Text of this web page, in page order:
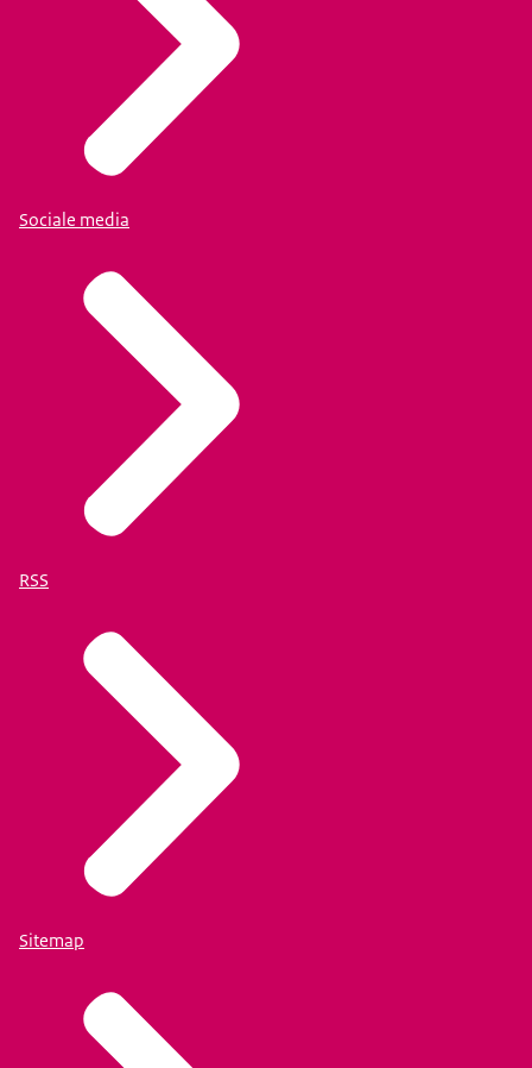
Sociale media
RSS
Sitemap